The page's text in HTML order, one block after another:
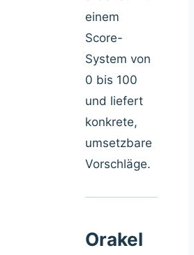
einem
Score-
System von
0 bis 100
und liefert
konkrete,
umsetzbare
Vorschläge.
Orakel